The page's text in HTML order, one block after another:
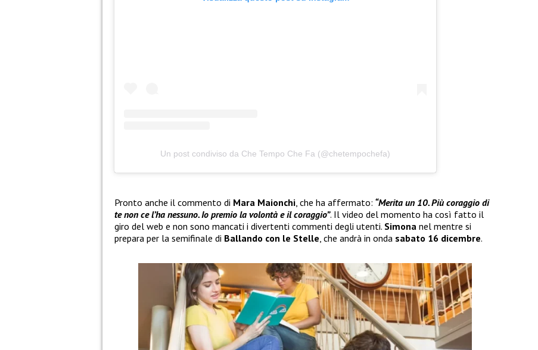
Un post condiviso da Che Tempo Che Fa (@chetempochefa)
Pronto anche il commento di Mara Maionchi , che ha affermato: “Merita un 10. Più coraggio di
te non ce l’ha nessuno. Io premio la volontà e il coraggio”. Il video del momento ha così fatto il
giro del web e non sono mancati i divertenti commenti degli utenti. Simona nel mentre si
prepara per la semifinale di Ballando con le Stelle , che andrà in onda sabato 16 dicembre.